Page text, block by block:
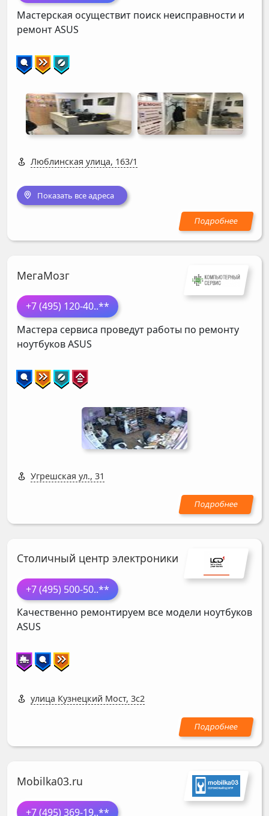
Мастерская осуществит поиск неисправности и
ремонтASUS
Люблинская улица, 163/1
Показать все адреса
МегаМозг
+7 (495) 120-40..**
Мастера сервиса проведут работы по ремонту
ноутбуковASUS
Угрешская ул., 31
Столичный центр электроники
+7 (495) 500-50..**
Качественно ремонтируем все модели ноутбуков
ASUS
улица Кузнецкий Мост, 3с2
Mobilka03.ru
+7 (495) 369-19..**